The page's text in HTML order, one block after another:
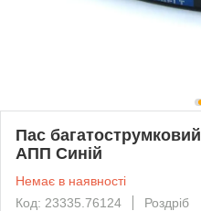
Пас
АПП Синій
Немає в наявності
Код: 23335.76124
Роздріб